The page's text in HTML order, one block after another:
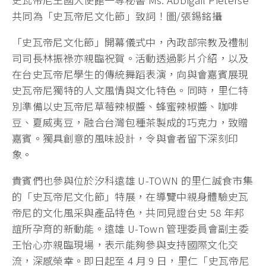
共同為「史瓦帝尼文化節」致詞！圖/張錫銘攝
「史瓦帝尼文化節」開幕儀式中，內政部宗教及禮制
司司長林振祿亦親臨祝賀。活動透過影片介紹，以及
在台史瓦帝尼學生的傳統舞蹈表演，向與會嘉賓展現
史瓦帝尼獨特的人文風情與文化特色。同時，里仁特
別準備以史瓦帝尼草莓辣椒醬、蜂蜜辣椒醬、咖啡
豆、夏威夷豆，融合台灣包種茶製成的巧克力，致贈
嘉賓。獨具創意的風味設計，令與會者留下深刻印
象。
貴賓們也參與位於汐科遠雄 U-TOWN 的里仁誠食市集
的「史瓦帝尼文化節」特展，在導覽中親身體驗史瓦
帝尼的文化風采與產品特色，共同見證台史 58 年邦
誼所孕育的新動能。遠雄 U-Town 管理委員會副主委
王怡心亦親臨現場，表示能夠參與支持國際文化交
流，深感榮幸。即日起至 4 月 9 日，里仁「史瓦帝尼